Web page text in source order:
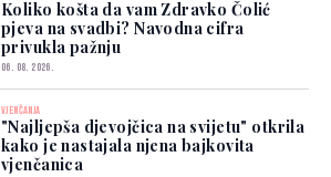
Koliko košta da vam Zdravko Čolić
pjeva na svadbi? Navodna cifra
privukla pažnju
06. 08. 2026.
VJENČANJA
"Najljepša djevojčica na svijetu" otkrila
kako je nastajala njena bajkovita
vjenčanica